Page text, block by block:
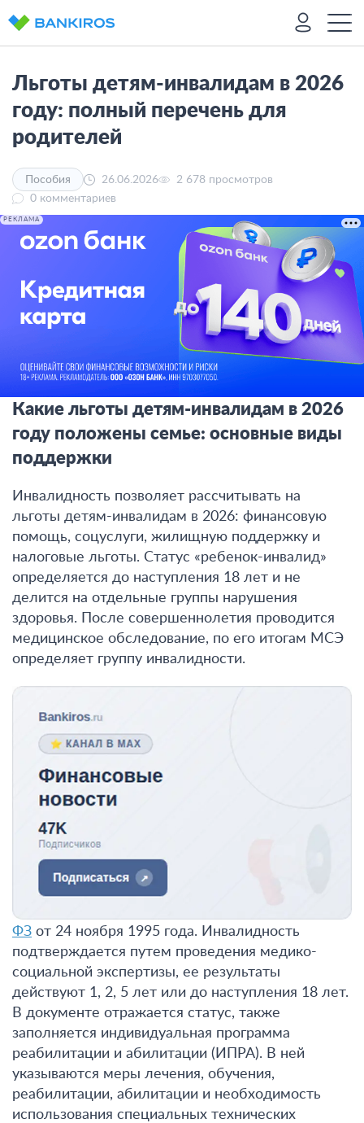
Льготы детям-инвалидам в 2026
году: полный перечень для
родителей
Пособия 26.06.2026
2 678 просмотров
0 комментариев
РЕКЛАМА
Какие льготы детям-инвалидам в 2026
году положены семье: основные виды
поддержки
Инвалидность позволяет рассчитывать на
льготы детям-инвалидам в 2026: финансовую
помощь, соцуслуги, жилищную поддержку и
налоговые льготы. Статус «ребенок-инвалид»
определяется до наступления 18 лет и не
делится на отдельные группы нарушения
здоровья. После совершеннолетия проводится
медицинское обследование, по его итогам МСЭ
определяет группу инвалидности.
Правовая база федеральных льгот –
ФЗ от 24 ноября 1995 года. Инвалидность
подтверждается путем проведения медико-
социальной экспертизы, ее результаты
действуют 1, 2, 5 лет или до наступления 18 лет.
В документе отражается статус, также
заполняется индивидуальная программа
реабилитации и абилитации (ИПРА). В ней
указываются меры лечения, обучения,
реабилитации, абилитации и необходимость
использования специальных технических